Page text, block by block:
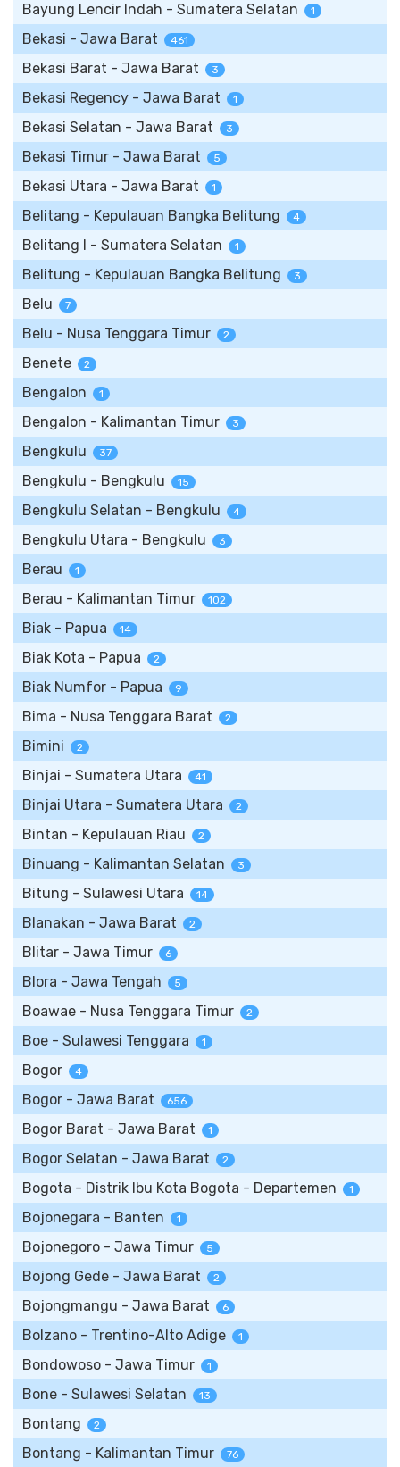
Bayung Lencir Indah - Sumatera Selatan 1
Bekasi - Jawa Barat 461
Bekasi Barat - Jawa Barat 3
Bekasi Regency - Jawa Barat 1
Bekasi Selatan - Jawa Barat 3
Bekasi Timur - Jawa Barat 5
Bekasi Utara - Jawa Barat 1
Belitang - Kepulauan Bangka Belitung 4
Belitang I - Sumatera Selatan 1
Belitung - Kepulauan Bangka Belitung 3
Belu 7
Belu - Nusa Tenggara Timur 2
Benete 2
Bengalon 1
Bengalon - Kalimantan Timur 3
Bengkulu 37
Bengkulu - Bengkulu 15
Bengkulu Selatan - Bengkulu 4
Bengkulu Utara - Bengkulu 3
Berau 1
Berau - Kalimantan Timur 102
Biak - Papua 14
Biak Kota - Papua 2
Biak Numfor - Papua 9
Bima - Nusa Tenggara Barat 2
Bimini 2
Binjai - Sumatera Utara 41
Binjai Utara - Sumatera Utara 2
Bintan - Kepulauan Riau 2
Binuang - Kalimantan Selatan 3
Bitung - Sulawesi Utara 14
Blanakan - Jawa Barat 2
Blitar - Jawa Timur 6
Blora - Jawa Tengah 5
Boawae - Nusa Tenggara Timur 2
Boe - Sulawesi Tenggara 1
Bogor 4
Bogor - Jawa Barat 656
Bogor Barat - Jawa Barat 1
Bogor Selatan - Jawa Barat 2
Bogota - Distrik Ibu Kota Bogota - Departemen 1
Bojonegara - Banten 1
Bojonegoro - Jawa Timur 5
Bojong Gede - Jawa Barat 2
Bojongmangu - Jawa Barat 6
Bolzano - Trentino-Alto Adige 1
Bondowoso - Jawa Timur 1
Bone - Sulawesi Selatan 13
Bontang 2
Bontang - Kalimantan Timur 76